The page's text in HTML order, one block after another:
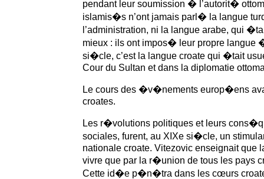
pendant leur soumission � l’autorit�
islamis�s n’ont jamais parl� la langue
l’administration, ni la langue arabe, qui
mieux : ils ont impos� leur propre langue
si�cle, c’est la langue croate qui �tait
Cour du Sultan et dans la diplomatie
Le cours des �v�nements europ�ens
croates.
Les r�volutions politiques et leurs
sociales, furent, au XIXe si�cle, un
nationale croate. Vitezovic enseignait que
vivre que par la r�union de tous les pays
Cette id�e p�n�tra dans les cœurs